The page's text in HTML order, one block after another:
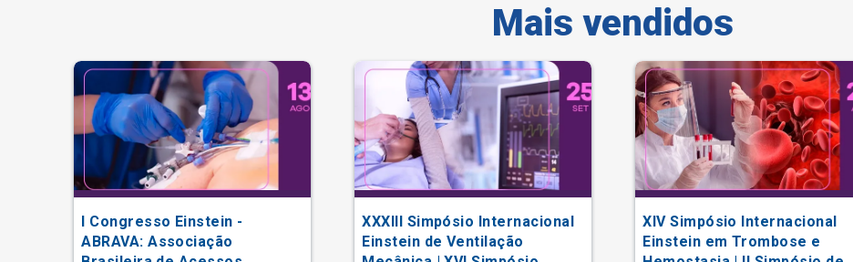
Mais vendidos
I Congresso Einstein -
ABRAVA: Associação
XXXIII Simpósio Internacional
Einstein de Ventilação
XIV Simpósio Internacional
Einstein em Trombose e